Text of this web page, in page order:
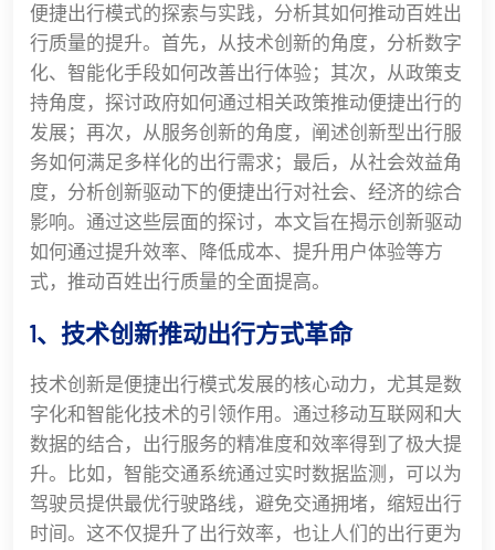
便捷出行模式的探索与实践，分析其如何推动百姓出
行质量的提升。首先，从技术创新的角度，分析数字
化、智能化手段如何改善出行体验；其次，从政策支
持角度，探讨政府如何通过相关政策推动便捷出行的
发展；再次，从服务创新的角度，阐述创新型出行服
务如何满足多样化的出行需求；最后，从社会效益角
度，分析创新驱动下的便捷出行对社会、经济的综合
影响。通过这些层面的探讨，本文旨在揭示创新驱动
如何通过提升效率、降低成本、提升用户体验等方
式，推动百姓出行质量的全面提高。
1、技术创新推动出行方式革命
技术创新是便捷出行模式发展的核心动力，尤其是数
字化和智能化技术的引领作用。通过移动互联网和大
数据的结合，出行服务的精准度和效率得到了极大提
升。比如，智能交通系统通过实时数据监测，可以为
驾驶员提供最优行驶路线，避免交通拥堵，缩短出行
时间。这不仅提升了出行效率，也让人们的出行更为